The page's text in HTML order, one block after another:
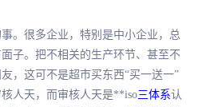
。很多企业，特别是中小企业，总
子。把不相关的生产环节、甚至不
，这可不是超市买东西“买一送一”
人天，而审核人天是**iso三体系认